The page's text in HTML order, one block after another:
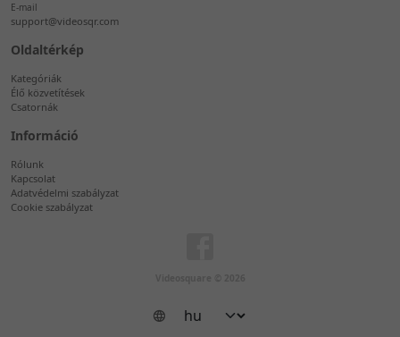
E-mail
support@videosqr.com
Oldaltérkép
Kategóriák
Élő közvetítések
Csatornák
Információ
Rólunk
Kapcsolat
Adatvédelmi szabályzat
Cookie szabályzat